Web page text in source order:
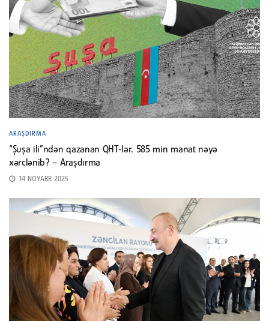
ARAŞDIRMA
“Şuşa ili”ndən qazanan QHT-lər. 585 min manat nəyə
xərclənib? – Araşdırma
14 NOYABR 2025